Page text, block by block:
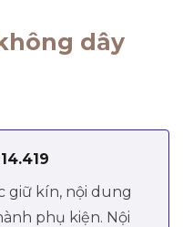
dây
giữ kín, nội dung
phụ kiện. Nội